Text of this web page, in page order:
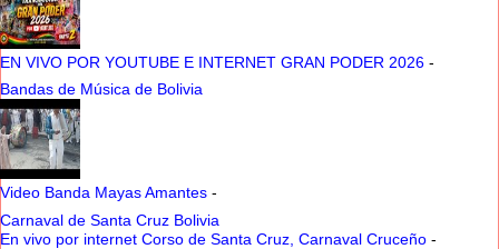
EN VIVO POR YOUTUBE E INTERNET GRAN PODER 2026 -
Bandas de Música de Bolivia
Video Banda Mayas Amantes -
Carnaval de Santa Cruz Bolivia
En vivo por internet Corso de Santa Cruz, Carnaval Cruceño -